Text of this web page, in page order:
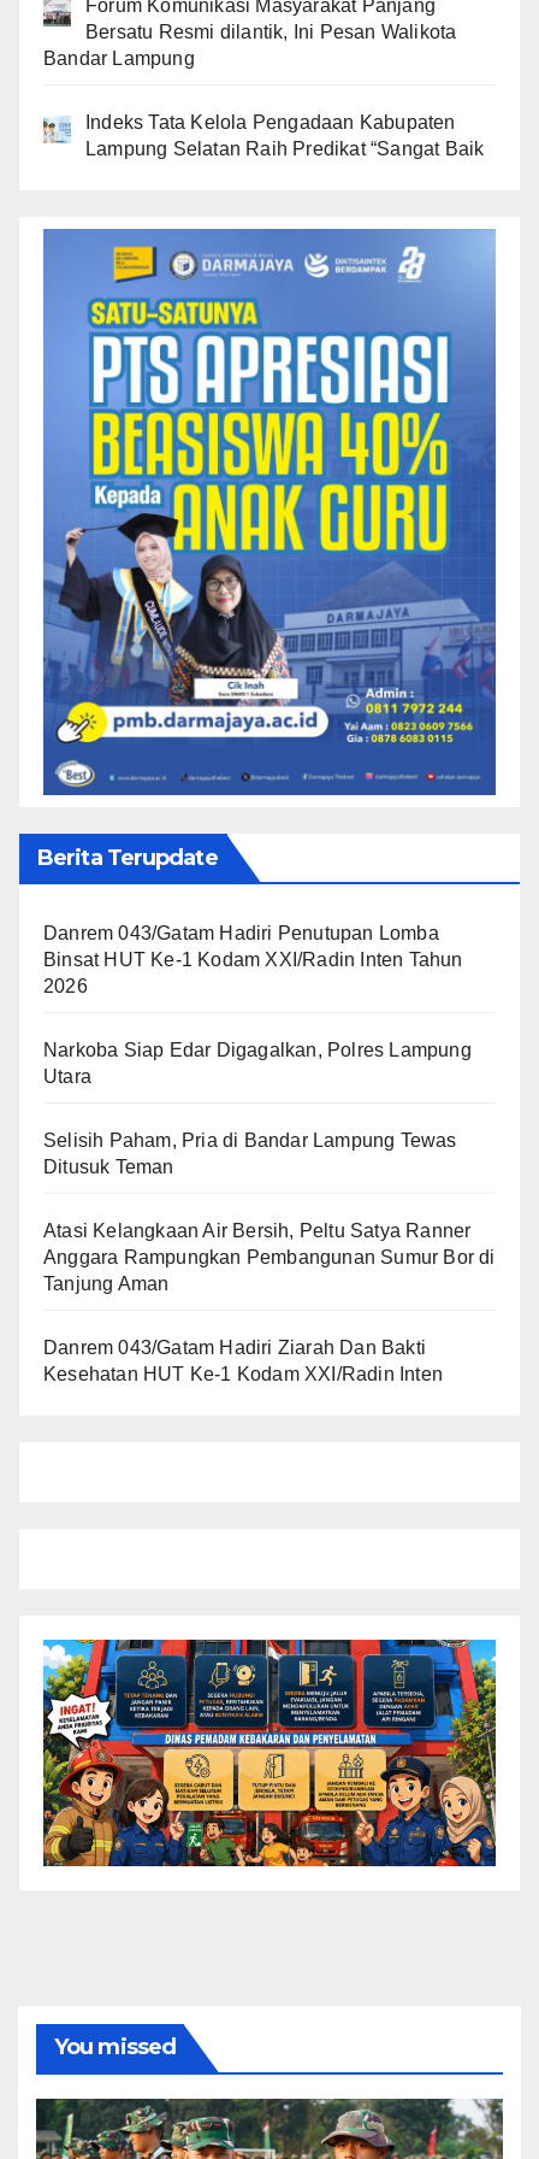
Forum Komunikasi Masyarakat Panjang
Bersatu Resmi dilantik, Ini Pesan Walikota
Bandar Lampung
Indeks Tata Kelola Pengadaan Kabupaten
Lampung Selatan Raih Predikat “Sangat Baik
Berita Terupdate
Danrem 043/Gatam Hadiri Penutupan Lomba
Binsat HUT Ke-1 Kodam XXI/Radin Inten Tahun
2026
Narkoba Siap Edar Digagalkan, Polres Lampung
Utara
Selisih Paham, Pria di Bandar Lampung Tewas
Ditusuk Teman
Atasi Kelangkaan Air Bersih, Peltu Satya Ranner
Anggara Rampungkan Pembangunan Sumur Bor di
Tanjung Aman
Danrem 043/Gatam Hadiri Ziarah Dan Bakti
Kesehatan HUT Ke-1 Kodam XXI/Radin Inten
You missed